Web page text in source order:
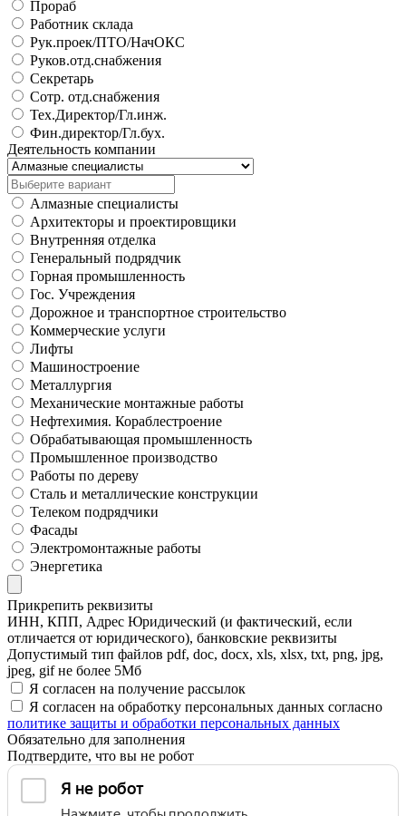
Прораб
Работник склада
Рук.проек/ПТО/НачОКС
Руков.отд.снабжения
Секретарь
Сотр. отд.снабжения
Тех.Директор/Гл.инж.
Фин.директор/Гл.бух.
Деятельность компании
Алмазные специалисты
Архитекторы и проектировщики
Внутренняя отделка
Генеральный подрядчик
Горная промышленность
Гос. Учреждения
Дорожное и транспортное строительство
Коммерческие услуги
Лифты
Машиностроение
Металлургия
Механические монтажные работы
Нефтехимия. Кораблестроение
Обрабатывающая промышленность
Промышленное производство
Работы по дереву
Сталь и металлические конструкции
Телеком подрядчики
Фасады
Электромонтажные работы
Энергетика
Прикрепить реквизиты
ИНН, КПП, Адрес Юридический (и фактический, если
отличается от юридического), банковские реквизиты
Допустимый тип файлов pdf, doc, docx, xls, xlsx, txt, png, jpg,
jpeg, gif не более 5Мб
Я согласен на получение рассылок
Я согласен на обработку персональных данных согласно
политике защиты и обработки персональных данных
Обязательно для заполнения
Подтвердите, что вы не робот